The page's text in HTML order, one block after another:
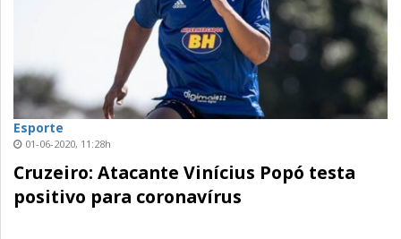
Esporte
01-06-2020, 11:28h
Cruzeiro: Atacante Vinícius Popó testa
positivo para coronavírus